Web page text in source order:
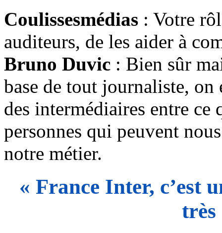
Coulissesmédias : Votre
auditeurs, de les aider à
Bruno Duvic : Bien sûr
base de tout journaliste, on
des intermédiaires entre ce
personnes qui peuvent
notre métier.
« France Inter, c’est
très